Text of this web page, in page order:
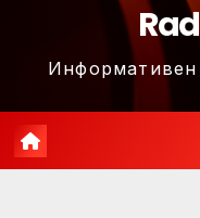
Информативен